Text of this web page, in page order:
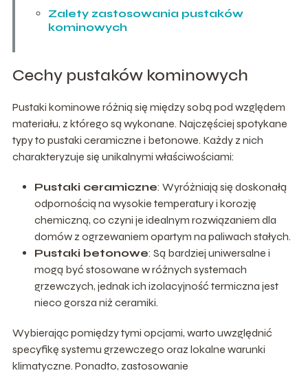
Zalety zastosowania pustaków
kominowych
Cechy pustaków kominowych
Pustaki kominowe różnią się między sobą pod względem
materiału, z którego są wykonane. Najczęściej spotykane
typy to pustaki ceramiczne i betonowe. Każdy z nich
charakteryzuje się unikalnymi właściwościami:
Pustaki ceramiczne: Wyróżniają się doskonałą
odpornością na wysokie temperatury i korozję
chemiczną, co czyni je idealnym rozwiązaniem dla
domów z ogrzewaniem opartym na paliwach stałych.
Pustaki betonowe: Są bardziej uniwersalne i
mogą być stosowane w różnych systemach
grzewczych, jednak ich izolacyjność termiczna jest
nieco gorsza niż ceramiki.
Wybierając pomiędzy tymi opcjami, warto uwzględnić
specyfikę systemu grzewczego oraz lokalne warunki
klimatyczne. Ponadto, zastosowanie